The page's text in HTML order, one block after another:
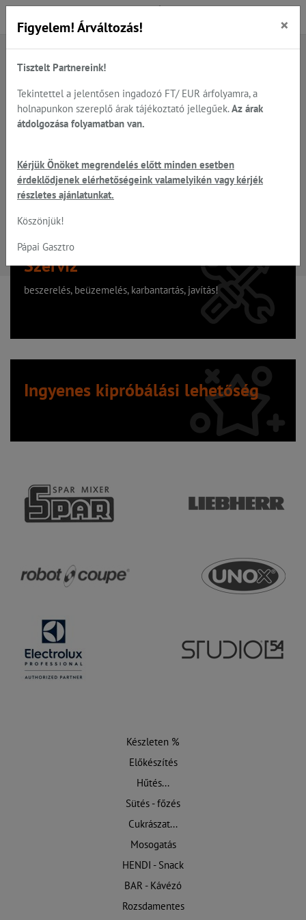
A keresett oldal nem található
Hiba, a keresett oldal nem található!
Szervíz
beszerelés, beüzemelés, karbantartás, javítás!
Ingyenes kipróbálási lehetőség
Készleten %
Előkészítés
Hűtés...
Sütés - főzés
Cukrászat...
Mosogatás
HENDI - Snack
BAR - Kávézó
Rozsdamentes
Figyelem! Árváltozás! ×
Tisztelt Partnereink!
Tekintettel a jelentősen ingadozó FT/ EUR árfolyamra, a
holnapunkon szereplő árak tájékoztató jellegűek. Az árak
átdolgozása folyamatban van.
Kérjük Önöket megrendelés előtt minden esetben
érdeklődjenek elérhetőségeink valamelyikén vagy kérjék
részletes ajánlatunkat.
Köszönjük!
Pápai Gasztro